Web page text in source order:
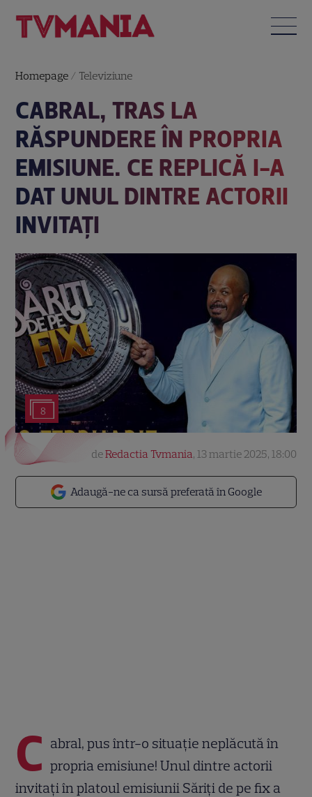
Homepage / Televiziune
CABRAL, TRAS LA
RĂSPUNDERE ÎN PROPRIA
EMISIUNE. CE REPLICĂ I-A
DAT UNUL DINTRE ACTORII
INVITAȚI
8
Adaugă-ne ca sursă preferată în Google
deRedactia Tvmania, 13 martie 2025, 18:00
C abral, pus într-o situație neplăcută în
propria emisiune! Unul dintre actorii
invitați în platoul emisiunii Săriți de pe fix a